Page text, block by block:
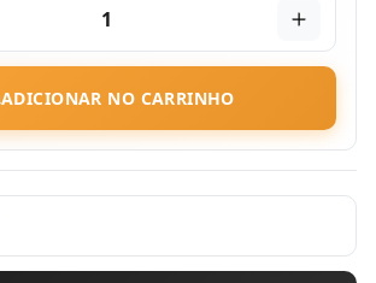
1
ADICIONAR NO CARRINHO